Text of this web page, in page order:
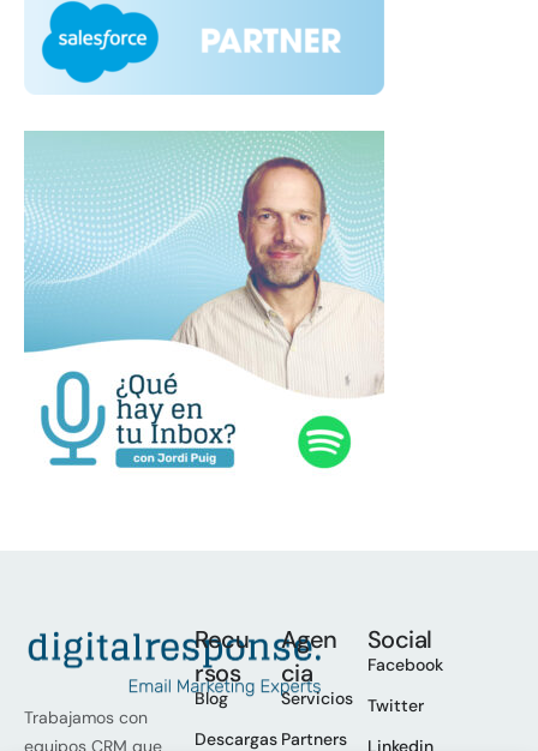
Trabajamos con
equipos CRM que
Recu
rsos
Blog
Descargas
Agen
cia
Servicios
Partners
Social
Facebook
Twitter
Linkedin